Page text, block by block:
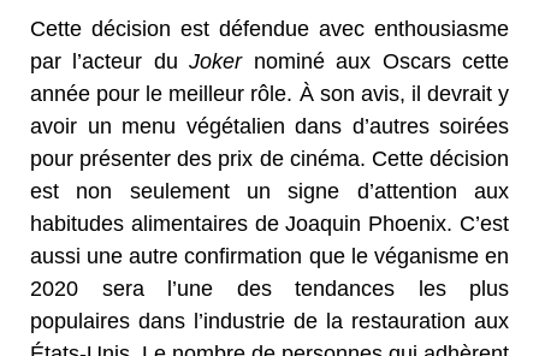
Cette décision est défendue avec enthousiasme
par l’acteur duJokernominé aux Oscars cette
année pour le meilleur rôle. À son avis, il devrait y
avoir un menu végétalien dans d’autres soirées
pour présenter des prix de cinéma. Cette décision
est non seulement un signe d’attention aux
habitudes alimentaires de Joaquin Phoenix. C’est
aussi une autre confirmation que le véganisme en
2020 sera l’une des tendances les plus
populaires dans l’industrie de la restauration aux